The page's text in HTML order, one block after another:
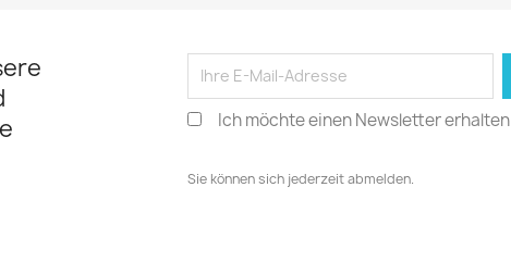
Ich möchte einen Newsletter erhalten
Sie können sich jederzeit abmelden.